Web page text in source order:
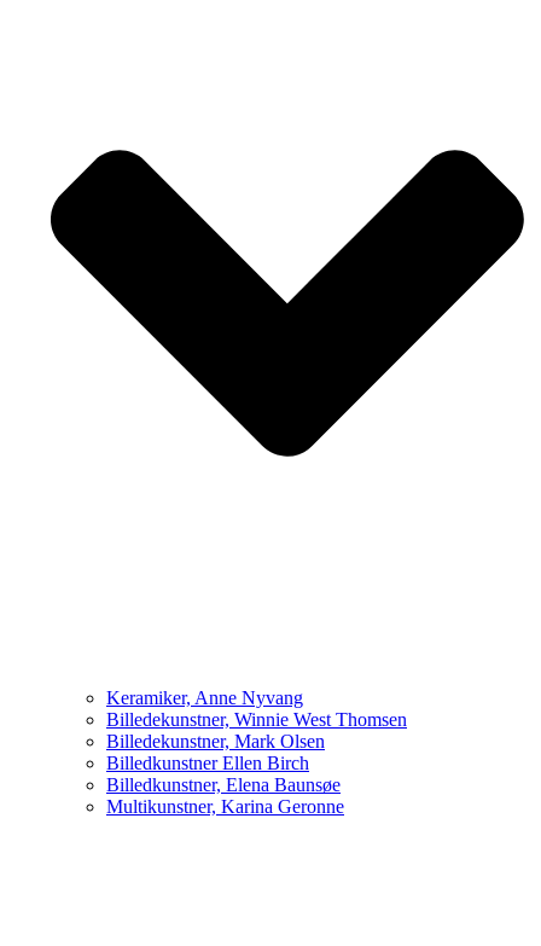
Keramiker, Anne Nyvang
Billedekunstner, Winnie West Thomsen
Billedekunstner, Mark Olsen
Billedkunstner Ellen Birch
Billedkunstner, Elena Baunsøe
Multikunstner, Karina Geronne